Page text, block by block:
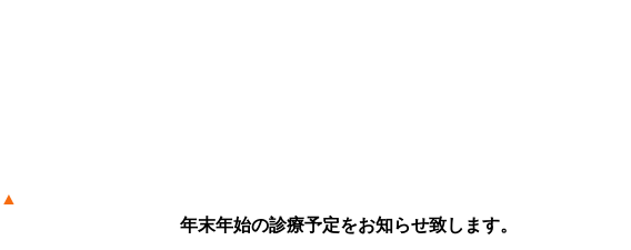
▲
年末年始の診療予定をお知らせ致します。